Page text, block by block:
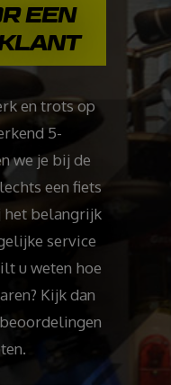
EEN
en trots op
5-
we je bij de
een fiets
het belangrijk
service
u weten hoe
Kijk dan